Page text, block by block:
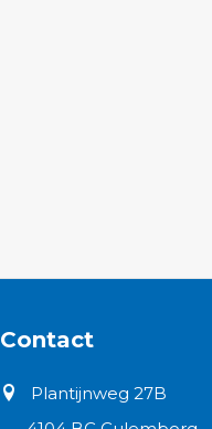
Contact
Plantijnweg 27B